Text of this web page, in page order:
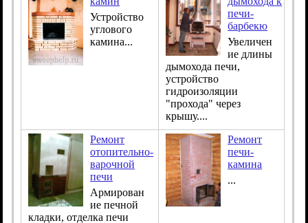
Устройство
углового
камина...
печи-
барбекю
Увеличен
ие длины
дымохода печи,
устройство
гидроизоляции
"прохода" через
крышу....
Ремонт
отопительно-
варочной
печи
Армирован
ие печной
кладки, отделка печи
Ремонт
печи-
камина
...